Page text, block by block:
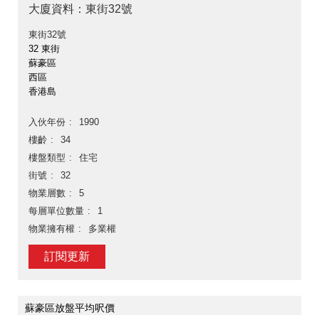
大廈資料：東街32號
東街32號
32 東街
蘇豪區
西區
香港島
入伙年份
1990
樓齡
34
樓盤類型
住宅
街號
32
物業層數
5
每層單位數量
1
物業擁有權
多業權
訂閱更新
蘇豪區放盤平均呎價